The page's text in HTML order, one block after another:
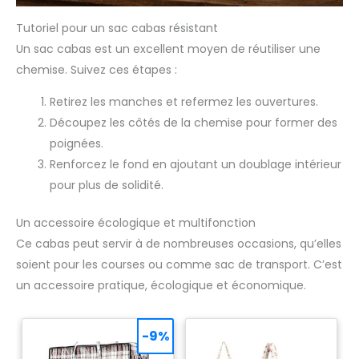
scissors, measuring tape, a threading tool, extra needles, a
buttonhole foot, a power adapter, and a complete set of
sewing tools. You can start working right out of the box,
perfect for everyday mending, clothing alterations, and
fabric DIY projects! 【Mini and Easy to Store】: This mini
only 2 kilograms (4.4 pounds), making it very lightweight.
The machine's dimensions are approximately 26 x 12 x 27
cm, taking up very little desktop space.
Tutoriel pour un sac cabas résistant
Un sac cabas est un excellent moyen de réutiliser une
chemise. Suivez ces étapes :
Retirez les manches et refermez les ouvertures.
Découpez les côtés de la chemise pour former des
poignées.
Renforcez le fond en ajoutant un doublage intérieur
pour plus de solidité.
Un accessoire écologique et multifonction
Ce cabas peut servir à de nombreuses occasions, qu’elles
soient pour les courses ou comme sac de transport. C’est
un accessoire pratique, écologique et économique.
-9%